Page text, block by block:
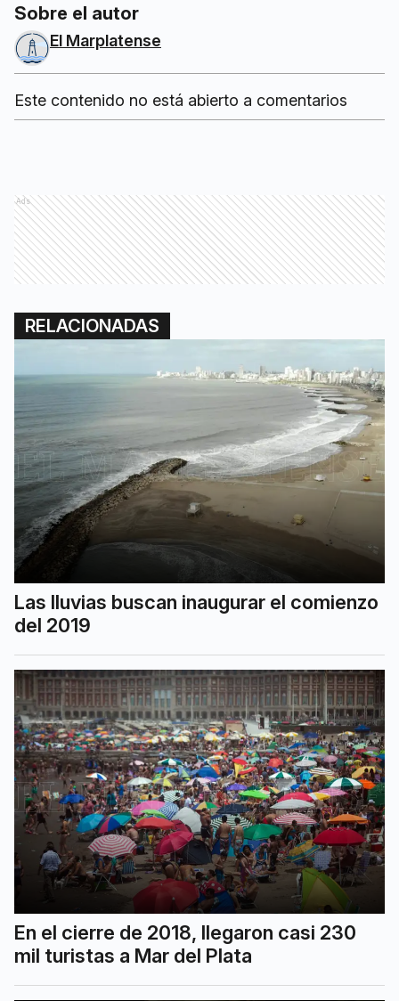
Sobre el autor
El Marplatense
Este contenido no está abierto a comentarios
Ads
RELACIONADAS
Las lluvias buscan inaugurar el comienzo
del 2019
En el cierre de 2018, llegaron casi 230
mil turistas a Mar del Plata